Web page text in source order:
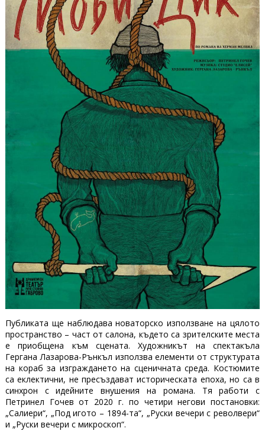
Публиката ще наблюдава новаторско използване на цялото
пространство – част от салона, където са зрителските места
е приобщена към сцената. Художникът на спектакъла
Гергана Лазарова-Рънкъл използва елементи от структурата
на кораб за изграждането на сценичната среда. Костюмите
са еклектични, не пресъздават историческата епоха, но са в
синхрон с идейните внушения на романа. Тя работи с
Петринел Гочев от 2020 г. по четири негови постановки:
„Салиери“, „Под игото – 1894-та“, „Руски вечери с револвери“
и „Руски вечери с микроскоп“.